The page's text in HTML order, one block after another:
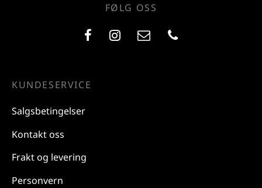
FØLG OSS
KUNDESERVICE
Salgsbetingelser
Kontakt oss
Frakt og levering
Personvern